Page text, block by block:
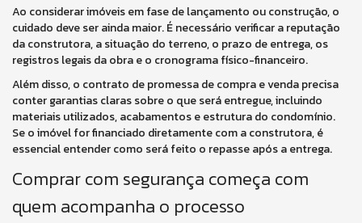
Ao considerar imóveis em fase de lançamento ou construção, o
cuidado deve ser ainda maior. É necessário verificar a reputação
da construtora, a situação do terreno, o prazo de entrega, os
registros legais da obra e o cronograma físico-financeiro.
Além disso, o contrato de promessa de compra e venda precisa
conter garantias claras sobre o que será entregue, incluindo
materiais utilizados, acabamentos e estrutura do condomínio.
Se o imóvel for financiado diretamente com a construtora, é
essencial entender como será feito o repasse após a entrega.
Comprar com segurança começa com
quem acompanha o processo